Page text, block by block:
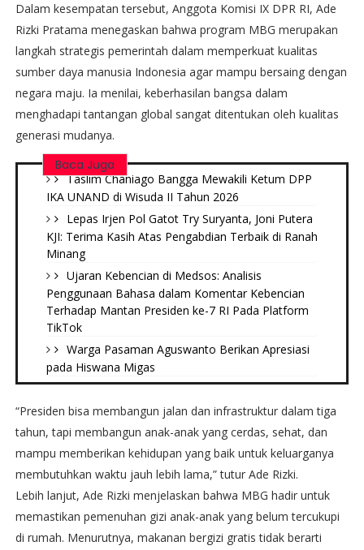
Dalam kesempatan tersebut, Anggota Komisi IX DPR RI, Ade
Rizki Pratama menegaskan bahwa program MBG merupakan
langkah strategis pemerintah dalam memperkuat kualitas
sumber daya manusia Indonesia agar mampu bersaing dengan
negara maju. Ia menilai, keberhasilan bangsa dalam
menghadapi tantangan global sangat ditentukan oleh kualitas
generasi mudanya.
Baca Juga
Taslim Chaniago Bangga Mewakili Ketum DPP
IKA UNAND di Wisuda II Tahun 2026
Lepas Irjen Pol Gatot Try Suryanta, Joni Putera
KJI: Terima Kasih Atas Pengabdian Terbaik di Ranah
Minang
Ujaran Kebencian di Medsos: Analisis
Penggunaan Bahasa dalam Komentar Kebencian
Terhadap Mantan Presiden ke-7 RI Pada Platform
TikTok
Warga Pasaman Aguswanto Berikan Apresiasi
pada Hiswana Migas
“Presiden bisa membangun jalan dan infrastruktur dalam tiga
tahun, tapi membangun anak-anak yang cerdas, sehat, dan
mampu memberikan kehidupan yang baik untuk keluarganya
membutuhkan waktu jauh lebih lama,” tutur Ade Rizki.
Lebih lanjut, Ade Rizki menjelaskan bahwa MBG hadir untuk
memastikan pemenuhan gizi anak-anak yang belum tercukupi
di rumah. Menurutnya, makanan bergizi gratis tidak berarti